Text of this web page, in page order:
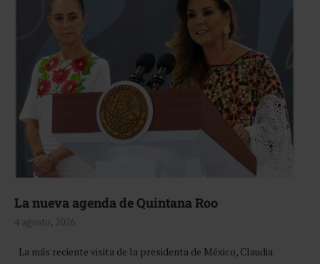
La nueva agenda de Quintana Roo
4 agosto, 2026
La más reciente visita de la presidenta de México, Claudia